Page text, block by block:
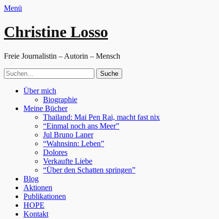
Menü
Christine Losso
Freie Journalistin – Autorin – Mensch
Suche
nach:
Primäres
Menü
Zum
springen
Über mich
Biographie
Meine Bücher
Thailand: Mai Pen Rai, macht fast nix
“Einmal noch ans Meer”
Jul Bruno Laner
“Wahnsinn: Leben”
Dolores
Verkaufte Liebe
“Über den Schatten springen”
Blog
Aktionen
Publikationen
HOPE
Kontakt